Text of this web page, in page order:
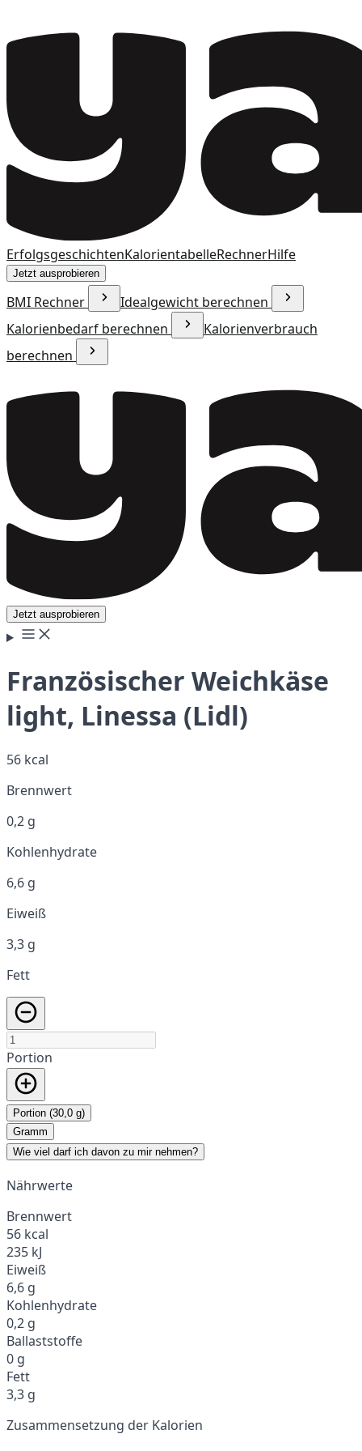
ErfolgsgeschichtenKalorientabelleRechnerHilfe
Jetzt ausprobieren
BMI Rechner
Idealgewicht berechnen
Kalorienbedarf berechnen
Kalorienverbrauch
berechnen
Jetzt ausprobieren
Französischer Weichkäse
light, Linessa (Lidl)
56 kcal
Brennwert
0,2 g
Kohlenhydrate
6,6 g
Eiweiß
3,3 g
Fett
Portion
Portion (30,0 g)
Gramm
Wie viel darf ich davon zu mir nehmen?
Nährwerte
Brennwert
56 kcal
235 kJ
Eiweiß
6,6 g
Kohlenhydrate
0,2 g
Ballaststoffe
0 g
Fett
3,3 g
Zusammensetzung der Kalorien